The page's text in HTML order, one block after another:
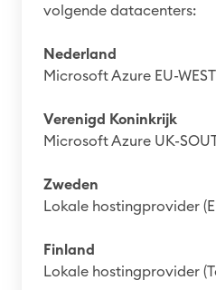
volgende datacenters:
Nederland
Microsoft Azure EU-WEST
Verenigd Koninkrijk
Microsoft Azure UK-
Zweden
Lokale hostingprovider
Finland
Lokale hostingprovider